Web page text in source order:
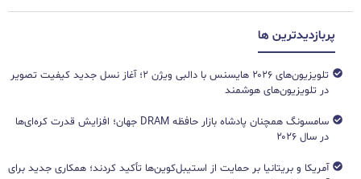
پربازدیدترین ها
تلویزیون‌های ۲۰۲۶ هایسنس با دالبی ویژن ۲؛ آغاز نسل جدید کیفیت تصویر
در تلویزیون‌های هوشمند
سامسونگ همچنان پادشاه بازار حافظه DRAM جهان؛ افزایش قدرت کره‌ای‌ها
در سال ۲۰۲۶
آمریکا و بریتانیا بر حمایت از استیبل‌کوین‌ها تأکید کردند؛ همکاری جدید برای